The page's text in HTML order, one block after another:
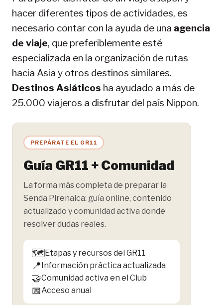
hacer diferentes tipos de actividades, es
necesario contar con la ayuda de una agencia
de viaje, que preferiblemente esté
especializada en la organización de rutas
hacia Asia y otros destinos similares.
Destinos Asiáticos ha ayudado a más de
25.000 viajeros a disfrutar del país Nippon.
PREPÁRATE EL GR11
Guía GR11 + Comunidad
La forma más completa de preparar la
Senda Pirenaica: guía online, contenido
actualizado y comunidad activa donde
resolver dudas reales.
🗺️Etapas y recursos del GR11
📍Información práctica actualizada
🤝Comunidad activa en el Club
📅Acceso anual